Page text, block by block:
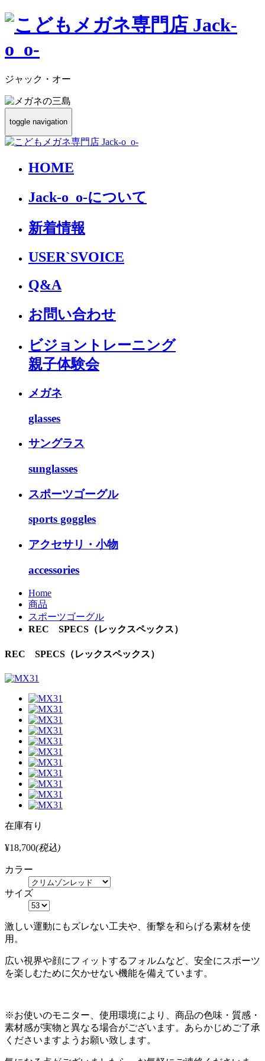
ジャック・オー
toggle navigation
HOME
Jack-o_o-について
新着情報
USER`SVOICE
Q&A
お問い合わせ
ビジョントレーニング
親子体験会
メガネ
glasses
サングラス
sunglasses
スポーツゴーグル
sports goggles
アクセサリ・小物
accessories
Home
商品
スポーツゴーグル
REC SPECS（レックスペックス）
REC SPECS（レックスペックス）
在庫有り
¥18,700(税込)
カラー
サイズ
激しい運動にもズレない工夫や、衝撃を和らげる素材を使
用。
広い視界や顔にフィットするフォルムなど、安全にスポーツ
を楽しむために欠かせない機能を備えています。
※お使いのモニター、使用環境により、商品の色味・質感・
素材感が実物と異なる場合がございます。あらかじめご了承
くださいますようお願い致します。